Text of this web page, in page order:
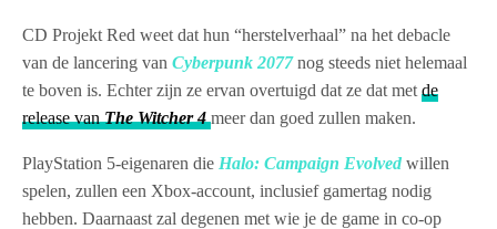
CD Projekt Red weet dat hun “herstelverhaal” na het debacle
van de lancering vanCyberpunk 2077nog steeds niet helemaal
te boven is. Echter zijn ze ervan overtuigd dat ze dat metde
release vanThe Witcher 4meer dan goed zullen maken.
PlayStation 5-eigenaren die Halo: Campaign Evolved willen
spelen, zullen een Xbox-account, inclusief gamertag nodig
hebben. Daarnaast zal degenen met wie je de game in co-op